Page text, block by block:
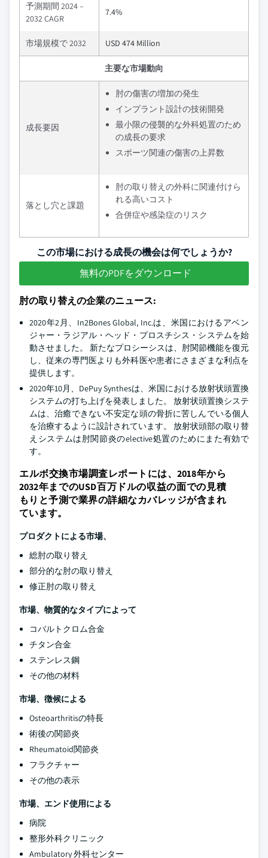
予測期間 2024 –
2032 CAGR
7.4%
市場規模で 2032 USD 474 Million
主要な市場動向
成長要因
肘の傷害の増加の発生
インプラント設計の技術開発
最小限の侵襲的な外科処置のため
の成長の要求
スポーツ関連の傷害の上昇数
落とし穴と課題
肘の取り替えの外科に関連付けら
れる高いコスト
合併症や感染症のリスク
この市場における成長の機会は何でしょうか?
無料のPDFをダウンロード
肘の取り替えの企業のニュース:
2020年2月、In2Bones Global, Inc.は、米国におけるアベン
ジャー・ラジアル・ヘッド・プロスチシス・システムを始
動させました。 新たなプロシーシスは、肘関節機能を復元
し、従来の専門医よりも外科医や患者にさまざまな利点を
提供します。
2020年10月、DePuy Synthesは、米国における放射状頭置換
システムの打ち上げを発表しました。 放射状頭置換システ
ムは、治癒できない不安定な頭の骨折に苦しんでいる個人
を治療するように設計されています。 放射状頭部の取り替
えシステムは肘関節炎のelective処置のためにまた有効で
す。
エルボ交換市場調査レポートには、2018年から
2032年までのUSD百万ドルの収益の面での見積
もりと予測で業界の詳細なカバレッジが含まれ
ています。
プロダクトによる市場、
総肘の取り替え
部分的な肘の取り替え
修正肘の取り替え
市場、物質的なタイプによって
コバルトクロム合金
チタン合金
ステンレス鋼
その他の材料
市場、徴候による
Osteoarthritisの特長
術後の関節炎
Rheumatoid関節炎
フラクチャー
その他の表示
市場、エンド使用による
病院
整形外科クリニック
Ambulatory 外科センター